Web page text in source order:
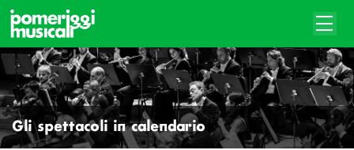
Gli spettacoli in calendario